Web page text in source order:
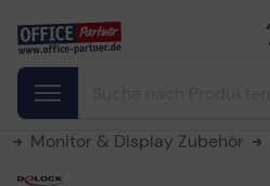
Monitor & Display Zubehör